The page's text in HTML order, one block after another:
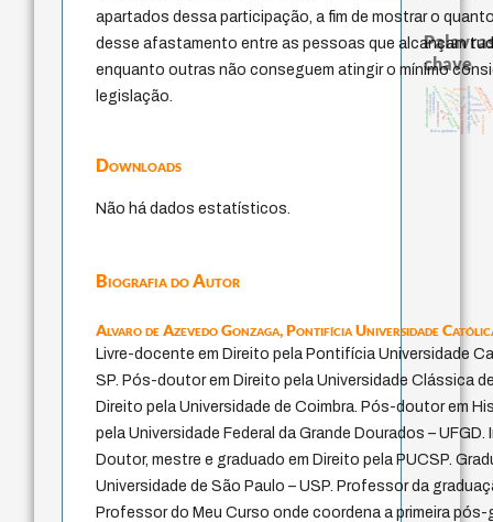
apartados dessa participação, a fim de mostrar o
desse afastamento entre as pessoas que alcançam
enquanto outras não conseguem atingir o mínimo
legislação.
Downloads
Não há dados estatísticos.
Biografia do Autor
Alvaro de Azevedo Gonzaga,Pontifícia Universidade
Livre-docente em Direito pela Pontifícia Universidade
SP. Pós-doutor em Direito pela Universidade Clássica
Direito pela Universidade de Coimbra. Pós-doutor em
pela Universidade Federal da Grande Dourados –
Doutor, mestre e graduado em Direito pela PUCSP.
Universidade de São Paulo – USP. Professor da
Professor do Meu Curso onde coordena a primeira
chave
immanuel kant
japanese education thoughtscódigo da dinastia nguyen
gosto
juízo
formação
redução
mulher
popper
modelos mentais
carnap
constituição
totalização
nome
física quântica
constitucional
judaísmo
coletividade
pessimismo
ren
ética.
levinas
yi
li
observador consciente sentido